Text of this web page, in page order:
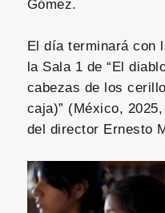
Gómez.
El día terminará con
la Sala 1 de “El
cabezas de los
caja)” (México,
del director Ernesto